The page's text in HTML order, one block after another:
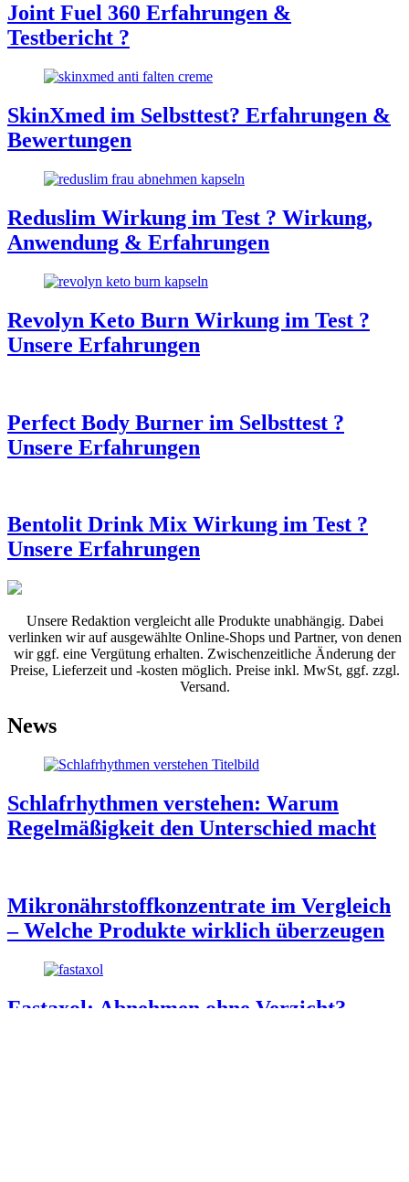
Joint Fuel 360 Erfahrungen &
Testbericht ?
SkinXmed im Selbsttest? Erfahrungen &
Bewertungen
Reduslim Wirkung im Test ? Wirkung,
Anwendung & Erfahrungen
Revolyn Keto Burn Wirkung im Test ?
Unsere Erfahrungen
Perfect Body Burner im Selbsttest ?
Unsere Erfahrungen
Bentolit Drink Mix Wirkung im Test ?
Unsere Erfahrungen
Unsere Redaktion vergleicht alle Produkte unabhängig. Dabei
verlinken wir auf ausgewählte Online-Shops und Partner, von denen
wir ggf. eine Vergütung erhalten. Zwischenzeitliche Änderung der
Preise, Lieferzeit und -kosten möglich. Preise inkl. MwSt, ggf. zzgl.
Versand.
News
Schlafrhythmen verstehen: Warum
Regelmäßigkeit den Unterschied macht
Mikronährstoffkonzentrate im Vergleich
– Welche Produkte wirklich überzeugen
Fastaxol: Abnehmen ohne Verzicht?